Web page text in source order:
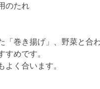
のたれ
巻き揚げ」、野菜と合
めです。
く合います。